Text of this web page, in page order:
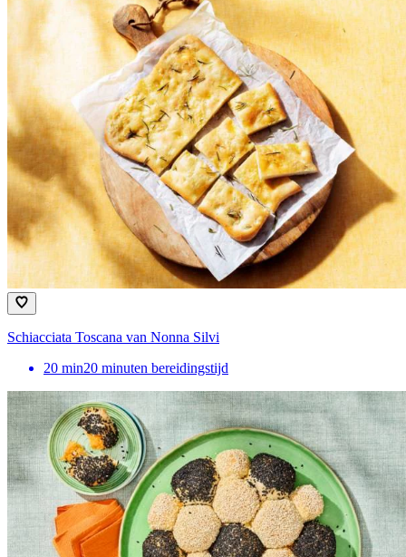
Schiacciata Toscana van Nonna Silvi
20 min20 minuten bereidingstijd